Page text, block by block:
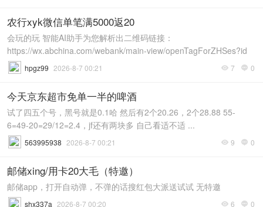
农行xyk微信单笔满5000返20
会玩的玩 智能AI助手为您解析出二维码链接：
https://wx.abchina.com/webank/main-view/openTagForZHSes?id
...
 7  0
hpgz99 2026-8-7 00:21
今天京东超市免单一半的啤酒
试了四五个号，黑号就是0.1哈 然后有2个20.26，2个28.88 55-
6=49-20=29/12=2.4，jf还有两块多 自己看适不适 ...
 9  0
563995938 2026-8-7 00:21
邮储xing/用卡20大毛（特邀）
邮储app，打开自动弹，不弹的话搜红包大派送试试 无特邀
 6  0
shx337a 2026-8-7 00:20